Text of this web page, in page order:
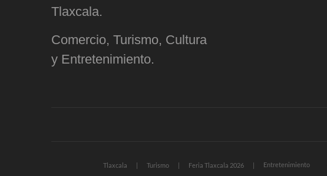
Tlaxcala.
Comercio, Turismo, Cultura
y Entretenimiento.
Tlaxcala Turismo Feria Tlaxcala 2026 Entretenimiento